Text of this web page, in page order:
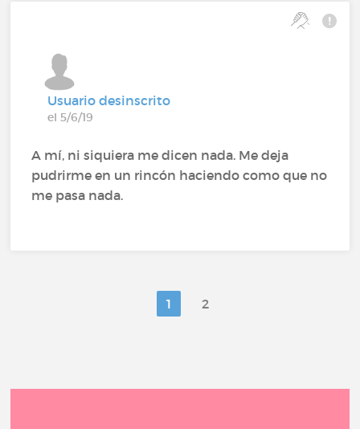
Usuario desinscrito
el 5/6/19
A mí, ni siquiera me dicen nada. Me deja
pudrirme en un rincón haciendo como que no
me pasa nada.
1 2